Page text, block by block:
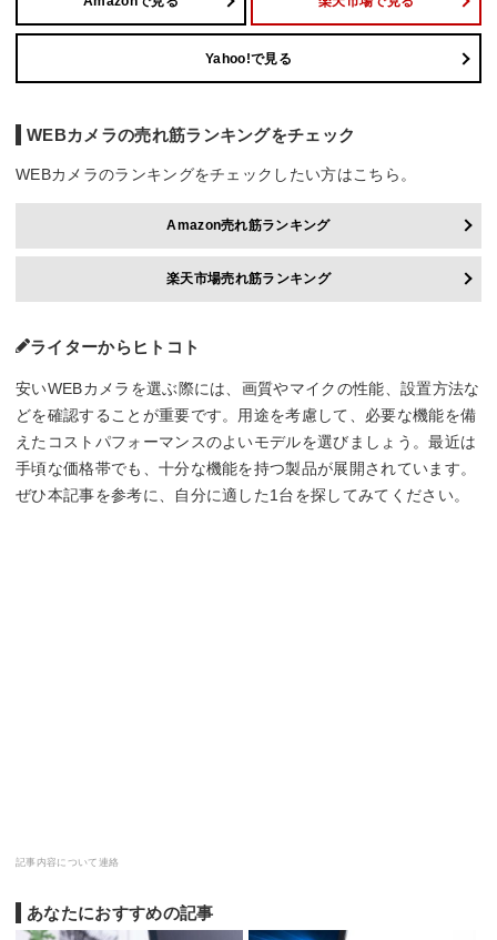
Yahoo!で見る
WEBカメラの売れ筋ランキングをチェック
WEBカメラのランキングをチェックしたい方はこちら。
Amazon売れ筋ランキング
楽天市場売れ筋ランキング
ライターからヒトコト
安いWEBカメラを選ぶ際には、画質やマイクの性能、設置方法な
どを確認することが重要です。用途を考慮して、必要な機能を備
えたコストパフォーマンスのよいモデルを選びましょう。最近は
手頃な価格帯でも、十分な機能を持つ製品が展開されています。
ぜひ本記事を参考に、自分に適した1台を探してみてください。
記事内容について連絡
あなたにおすすめの記事